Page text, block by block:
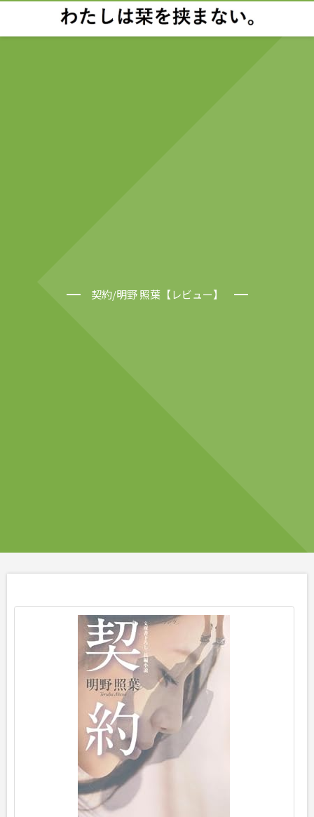
契約/明野 照葉【レビュー】